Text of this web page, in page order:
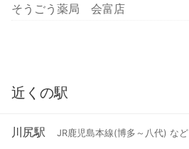
そうごう薬局 会富店
近くの駅
川尻駅 JR鹿児島本線(博多～八代) など